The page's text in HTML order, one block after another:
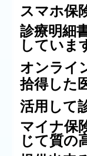
スマホ保
診療明細
していま
オンライ
拾得した
活用して
マイナ保
じて質の